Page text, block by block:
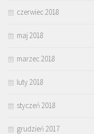
czerwiec 2018
maj 2018
marzec 2018
luty 2018
styczeń 2018
grudzień 2017